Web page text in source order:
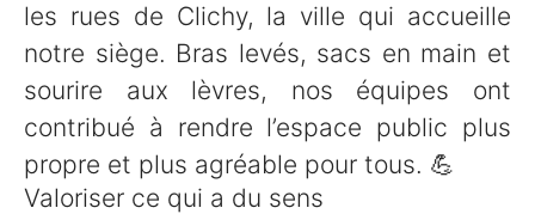
les rues de Clichy, la ville qui accueille
notre siège. Bras levés, sacs en main et
sourire aux lèvres, nos équipes ont
contribué à rendre l’espace public plus
propre et plus agréable pour tous. 💪
Valoriser ce qui a du sens